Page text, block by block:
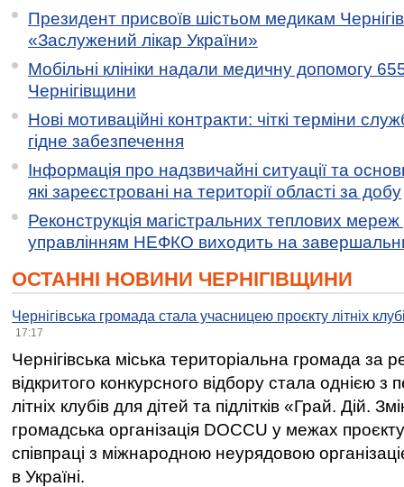
Президент присвоїв шістьом медикам
«Заслужений лікар України»
Мобільні клініки надали медичну допомогу
Чернігівщини
Нові мотиваційні контракти: чіткі терміни
гідне забезпечення
Інформація про надзвичайні ситуації та
які зареєстровані на території області за добу
Реконструкція магістральних теплових мереж
управлінням НЕФКО виходить на
ОСТАННІ НОВИНИ ЧЕРНІГІВЩИНИ
Чернігівська громада стала учасницею проєкту літніх
17:17
Чернігівська міська територіальна громада за
відкритого конкурсного відбору стала однією
літніх клубів для дітей та підлітків «Грай. Дій.
громадська організація DOCCU у межах
співпраці з міжнародною неурядовою
в Україні.